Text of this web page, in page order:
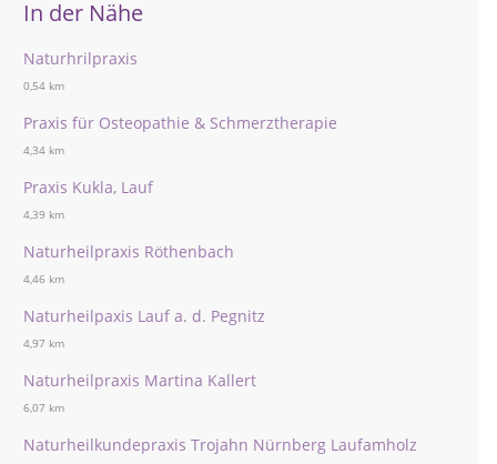
In der Nähe
Naturhrilpraxis
0,54 km
Praxis für Osteopathie & Schmerztherapie
4,34 km
Praxis Kukla, Lauf
4,39 km
Naturheilpraxis Röthenbach
4,46 km
Naturheilpaxis Lauf a. d. Pegnitz
4,97 km
Naturheilpraxis Martina Kallert
6,07 km
Naturheilkundepraxis Trojahn Nürnberg Laufamholz